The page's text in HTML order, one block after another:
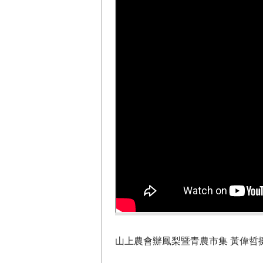
山上農會辦鳳梨暨青農市集 黃偉哲